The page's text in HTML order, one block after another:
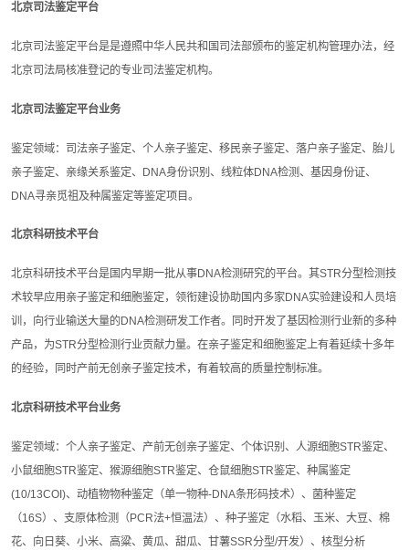
北京司法鉴定平台
北京司法鉴定平台是是遵照中华人民共和国司法部颁布的鉴定机构管理办法，经
北京司法局核准登记的专业司法鉴定机构。
北京司法鉴定平台业务
鉴定领域：司法亲子鉴定、个人亲子鉴定、移民亲子鉴定、落户亲子鉴定、胎儿
亲子鉴定、亲缘关系鉴定、DNA身份识别、线粒体DNA检测、基因身份证、
DNA寻亲觅祖及种属鉴定等鉴定项目。
北京科研技术平台
北京科研技术平台是国内早期一批从事DNA检测研究的平台。其STR分型检测技
术较早应用亲子鉴定和细胞鉴定，领衔建设协助国内多家DNA实验建设和人员培
训，向行业输送大量的DNA检测研发工作者。同时开发了基因检测行业新的多种
产品，为STR分型检测行业贡献力量。在亲子鉴定和细胞鉴定上有着延续十多年
的经验，同时产前无创亲子鉴定技术，有着较高的质量控制标准。
北京科研技术平台业务
鉴定领域：个人亲子鉴定、产前无创亲子鉴定、个体识别、人源细胞STR鉴定、
小鼠细胞STR鉴定、猴源细胞STR鉴定、仓鼠细胞STR鉴定、种属鉴定
(10/13COI)、动植物物种鉴定（单一物种-DNA条形码技术）、菌种鉴定
（16S）、支原体检测（PCR法+恒温法）、种子鉴定（水稻、玉米、大豆、棉
花、向日葵、小米、高粱、黄瓜、甜瓜、甘薯SSR分型/开发）、核型分析